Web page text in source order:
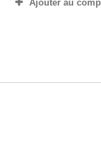
Ajouter au